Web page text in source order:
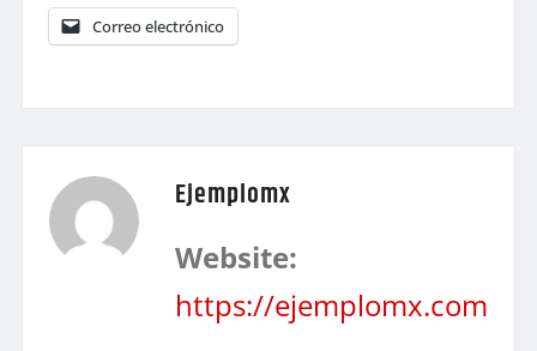
Correo electrónico
Ejemplomx
Website:
https://ejemplomx.com